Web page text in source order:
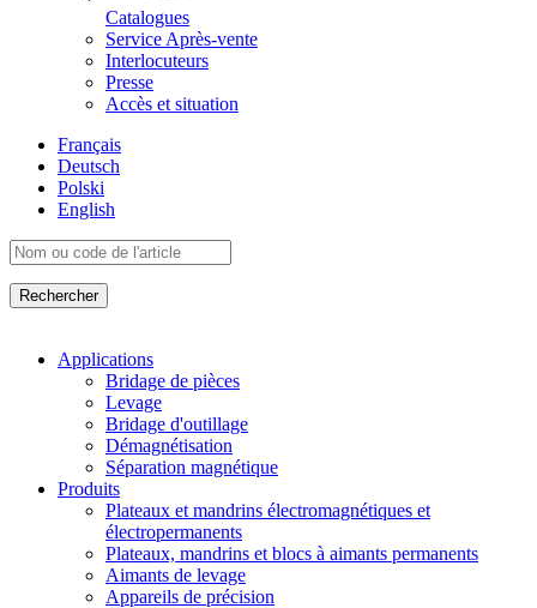
Catalogues
Service Après-vente
Interlocuteurs
Presse
Accès et situation
Français
Deutsch
Polski
English
Applications
Bridage de pièces
Levage
Bridage d'outillage
Démagnétisation
Séparation magnétique
Produits
Plateaux et mandrins électromagnétiques et
électropermanents
Plateaux, mandrins et blocs à aimants permanents
Aimants de levage
Appareils de précision